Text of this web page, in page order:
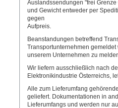
Auslandssendungen "frei
und Gewicht entweder per
gegen
Aufpreis.
Beanstandungen betreffend
Transportunternehmen
unserem Unternehmen zu
Wir liefern ausschließlich nach
Elektronikindustrie Österreichs,
Alle zum Lieferumfang
geliefert. Dokumentationen in
Lieferumfangs und werden nur